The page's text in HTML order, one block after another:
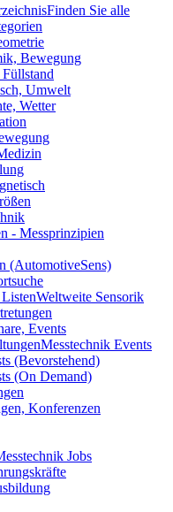
Finden Sie alle
Bewegung
Umwelt
Wetter
- Messprinzipien
(AutomotiveSens)
Weltweite Sensorik
Events
Messtechnik Events
(Bevorstehend)
(On Demand)
Konferenzen
Jobs